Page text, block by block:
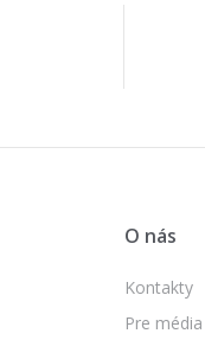
O nás
Kontakty
Pre média